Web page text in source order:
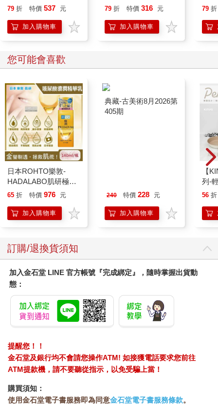
科學家都是充滿好奇之人，如果這個問題是如此明顯的話，它應
該會家喻戶曉才對。然而事實上，它其實一點也不顯眼。眾多爭
相出頭的解答，往往僅局限於圈內人流傳而已，更糟的是，它們
還常讓問題顯得更加隱晦。另一個問題是，這些解謎的線索，需
要來自各個不同領域，從生物化學、地質學、譜系發生學、生態
學、化學以及宇宙學等等。沒幾個人，能敢自稱是所有領域的專
revolution）的潮流中，科學家已經掃描出數千段完整的基因體序
列，全部伸展開來的話，大概有幾百萬到幾十億個字母之多，而
且常常帶著跟遠古時代完全相反的訊息。要解讀這些訊息，需要
非常嚴謹的邏輯能力，同時要熟稔資訊學跟統計學，如果還懂一
點生物學，則更有加分之效。所有的論證，常常像是走在五里霧
中一般；每次我們打開一個缺口，眼前所展開的，就是一幅更超
現實的景象。過去曾讓我們感到滿足的論點，瞬間消失殆盡。眼
前所面對的，是一幅全新的圖像，既真實，又棘手。不過從研究
者的觀點來看，能找到新穎且重要的新問題，可是極其興奮的一
件事呢！現在，生物學界最大的問題尚待解答，而本書，就是我
試著去解答它的起點。
細菌如何跟複雜的生命產生連結？關於這個問題，要追溯回到一
六七○年代，荷蘭的顯微鏡學家雷文霍克（Antony van
的活潑「小動物們」，剛開始少有人信，不過很快地，就被另外
一位天才虎克（Robert Hooke）所證實。雷文霍克那時也觀察到
了細菌，並在他一六七七年所發表的著名論文裡寫道：「在我的
視野下面，它們是難以置信的小，小到這樣的程度，讓我覺得即
使有一百個這種小東西，一個接著一個排起來，也不會超過一粒
沙的寬度；假使真的是這樣的話，那麼一百萬個這種小生物在一
起，大概勉強跟一粒沙的體積一樣大吧。」。以前很多人懷疑
過，雷文霍克真的可以用他那台簡陋的單眼顯微鏡，看到細菌
發現細菌無處不在─不僅僅只是在自己的牙齒上，也在雨水中、
在海水中。第二，根據微生物各種引人注意的行為，以及「小
腳」構造（纖毛），雷文霍克直覺地將「非常非常小的動物」
（細菌），跟「大怪獸」（也就是細小的原生生物）兩者區分開
來。他甚至注意到了有些較大的細胞，體內帶有許許多多的「小
泡」，他把這些小泡拿來跟細菌相比，當然，那時候他用的不是
79 折 特價 537 元
加入購物車
誰都能自在相處
79 折 特價 316 元
加入購物車
79 折
您可能會喜歡
日本ROHTO樂敦-
HADALABO肌研極潤
金緻7重玻尿酸高效保
140ml/金瓶(Premium
臉部肌膚護理乳霜,素
65 折 特價 976 元
加入購物車
240 特價 228 元
加入購物車
【
列-
平
56 折
訂購/退換貨須知
加入金石堂 LINE 官方帳號『完成綁定』，隨時掌握出貨動
態：
提醒您！！
金石堂及銀行均不會請您操作ATM! 如接獲電話要求您前往
ATM提款機，請不要聽從指示，以免受騙上當！
購買須知：
使用金石堂電子書服務即為同意金石堂電子書服務條款。